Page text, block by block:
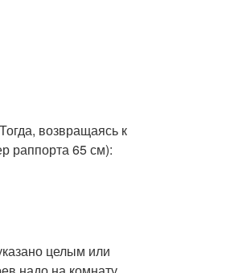
возвращаясь к
раппорта 65 см):
целым или